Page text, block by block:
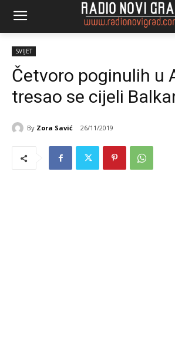
SVIJET
Četvoro poginulih u
tresao se cijeli
By Zora Savić 26/11/2019